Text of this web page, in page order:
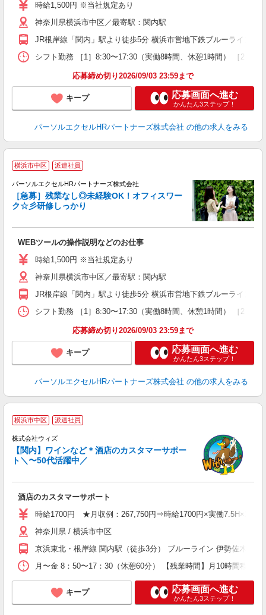
時給1,500円 ※当社規定あり
神奈川県横浜市中区／最寄駅：関内駅
JR根岸線「関内」駅より徒歩5分 横浜市営地下鉄ブルーライン（
シフト勤務 ［1］8:30〜17:30（実働8時間、休憩1時間） ［2］
応募締め切り2026/09/03 23:59まで
キープ 応募画面へ進む
かんたん3ステップ！
パーソルエクセルHRパートナーズ株式会社 の他の求人をみる
横浜市中区 派遣社員
パーソルエクセルHRパートナーズ株式会社
［急募］残業なし◎未経験OK！オフィスワー
ク☆彡研修しっかり
WEBツールの操作説明などのお仕事
時給1,500円 ※当社規定あり
神奈川県横浜市中区／最寄駅：関内駅
JR根岸線「関内」駅より徒歩5分 横浜市営地下鉄ブルーライン（
シフト勤務 ［1］8:30〜17:30（実働8時間、休憩1時間） ［2］
応募締め切り2026/09/03 23:59まで
キープ 応募画面へ進む
かんたん3ステップ！
パーソルエクセルHRパートナーズ株式会社 の他の求人をみる
横浜市中区 派遣社員
株式会社ウィズ
【関内】ワインなど＊酒店のカスタマーサポー
ト＼〜50代活躍中／
酒店のカスタマーサポート
時給1700円 ★月収例：267,750円⇒時給1700円×実働7.5H×21日
神奈川県 / 横浜市中区
京浜東北・根岸線 関内駅（徒歩3分） ブルーライン 伊勢佐木長
月〜金 8：50〜17：30（休憩60分） 【残業時間】月10時間程度
キープ 応募画面へ進む
かんたん3ステップ！